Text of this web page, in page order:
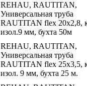
REHAU, RAUTITAN,
Универсальная труба
RAUTITAN flex 20х2,8,
изол.9 мм, бухта 50м
REHAU, RAUTITAN,
Универсальная труба
RAUTITAN flex 25x3,5,
изол. 9 мм, бухта 25 м.